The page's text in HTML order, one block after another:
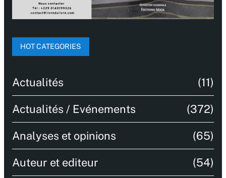
HOT CATEGORIES
Actualités (11)
Actualités / Evénements (372)
Analyses et opinions (65)
Auteur et editeur (54)